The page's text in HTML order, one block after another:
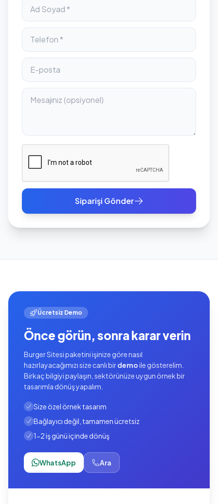
Siparişi Gönder
Ücretsiz Demo
Önce görün, sonra karar verin
Burger Sitesi paketini işinize göre nasıl
hazırlayacağımızı size canlı birdemoile gösterelim.
Birkaç bilgiyi paylaşın, sektörünüze uygun örnek bir
tasarımla dönüş yapalım.
Size özel örnek tasarım
Bağlayıcı değil, tamamen ücretsiz
1-2 iş günü içinde dönüş
WhatsApp Ara